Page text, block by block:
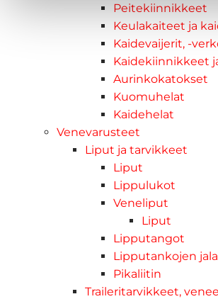
Peitekiinnikkeet
Keulakaiteet ja
Kaidevaijerit, -
Kaidekiinnikkeet
Aurinkokatokset
Kuomuhelat
Kaidehelat
Venevarusteet
Liput ja tarvikkeet
Liput
Lippulukot
Veneliput
Liput
Lipputangot
Lipputankojen
Pikaliitin
Traileritarvikkeet,